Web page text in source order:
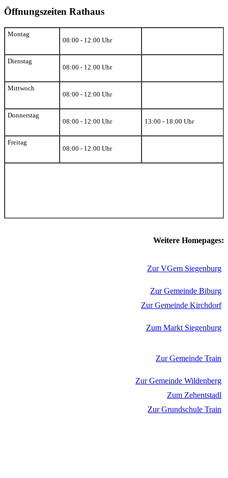
Öffnungszeiten Rathaus
Montag
08:00 - 12:00 Uhr
Dienstag
08:00 - 12:00 Uhr
Mittwoch
08:00 - 12:00 Uhr
Donnerstag
08:00 - 12:00 Uhr
13:00 - 18:00 Uhr
Freitag
08:00 - 12:00 Uhr
Weitere Homepages:
Zur VGem Siegenburg
Zur Gemeinde Biburg
Zur Gemeinde Kirchdorf
Zum Markt Siegenburg
Zur Gemeinde Train
Zur Gemeinde Wildenberg
Zum Zehentstadl
Zur Grundschule Train